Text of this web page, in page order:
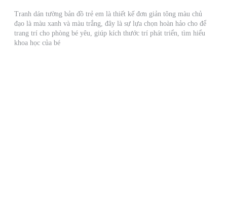
Tranh dán tường bản đồ trẻ em là thiết kế đơn giản tông màu chủ
đạo là màu xanh và màu trắng, đây là sự lựa chọn hoàn hảo cho để
trang trí cho phòng bé yêu, giúp kích thước trí phát triển, tìm hiểu
khoa học của bé